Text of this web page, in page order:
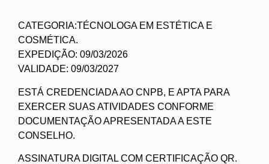
CATEGORIA:TÉCNOLOGA EM ESTÉTICA E
COSMÉTICA.
EXPEDIÇÃO: 09/03/2026
VALIDADE: 09/03/2027
ESTÁ CREDENCIADA AO CNPB, E APTA PARA
EXERCER SUAS ATIVIDADES CONFORME
DOCUMENTAÇÃO APRESENTADA A ESTE
CONSELHO.
ASSINATURA DIGITAL COM CERTIFICAÇÃO QR.